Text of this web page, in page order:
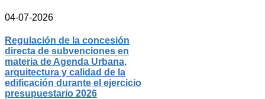
04-07-2026
Regulación de la concesión
directa de subvenciones en
materia de Agenda Urbana,
arquitectura y calidad de la
edificación durante el ejercicio
presupuestario 2026